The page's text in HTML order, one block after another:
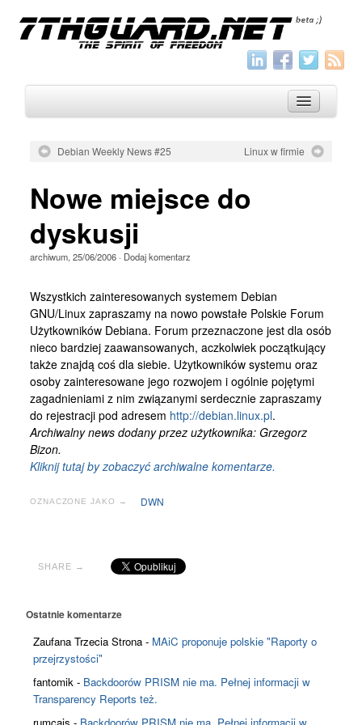
Archiwum
Wszystko
Aktualności
Krótkie
Jak pisać
Kontakt
Debian Weekly News #25 Linux w firmie
Nowe miejsce do
dyskusji
archiwum, 25/06/2006· Dodaj komentarz
Wszystkich zainteresowanych systemem Debian
GNU/Linux zapraszamy na nowo powstałe Polskie Forum
Użytkowników Debiana. Forum przeznaczone jest dla osób
nieco bardziej zaawansowanych, aczkolwiek początkujący
także znajdą coś dla siebie. Użytkowników systemu oraz
osoby zainteresowane jego rozwojem i ogólnie pojętymi
zagadnieniami z nim związanymi serdecznie zapraszamy
do rejestracji pod adresem http://debian.linux.pl.
Archiwalny news dodany przez użytkownika: Grzegorz
Bizon.
Kliknij tutaj by zobaczyć archiwalne komentarze.
OZNACZONE JAKO → DWN
SHARE →
Ostatnie komentarze
Zaufana Trzecia Strona - MAiC proponuje polskie "Raporty o
przejrzystości"
fantomik - Backdoorów PRISM nie ma. Pełnej informacji w
Transparency Reports też.
rumcajs - Backdoorów PRISM nie ma. Pełnej informacji w